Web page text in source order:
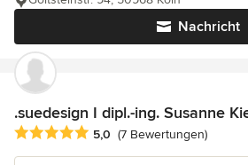
Nachricht
.suedesign I dipl.-ing. Susanne
Durchschnittliche Bewertung: 5 von 5
5,0 (7 Bewertungen)